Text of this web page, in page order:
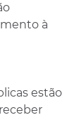
à
estão